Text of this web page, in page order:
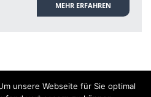
MEHR ERFAHREN
einen Zusammenhang zwischen
unsere Webseite für Sie optimal